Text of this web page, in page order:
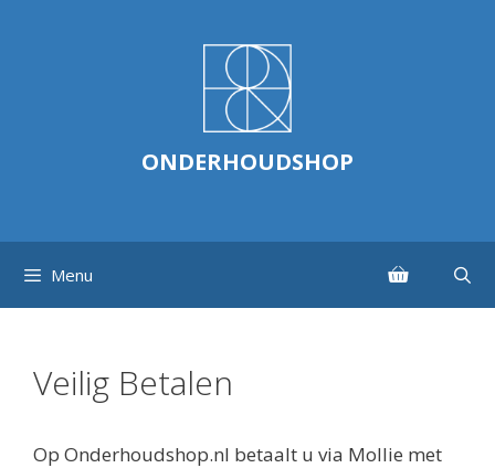
ONDERHOUDSHOP
Menu
Veilig Betalen
Op Onderhoudshop.nl betaalt u via Mollie met